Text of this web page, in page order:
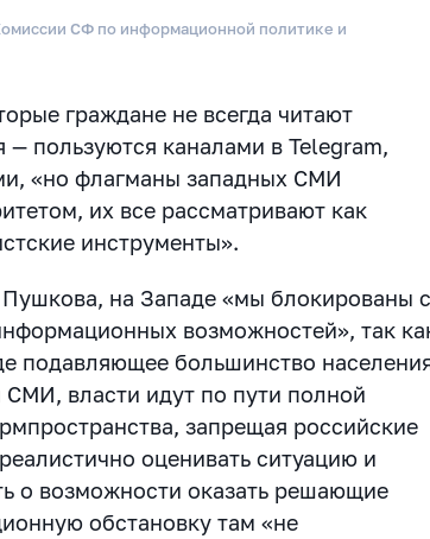
СФ по информационной политике и
граждане не всегда читают
пользуются каналами в Telegram,
«но флагманы западных СМИ
их все рассматривают как
инструменты».
на Западе «мы блокированы с
возможностей», так
подавляющее большинство
СМИ, власти идут по пути полной
запрещая российские
оценивать ситуацию и
о возможности оказать решающие
обстановку там «не